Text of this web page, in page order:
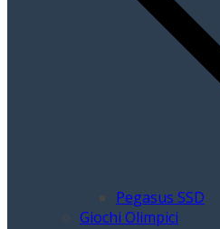
Pegasus SSD
Giochi Olimpici